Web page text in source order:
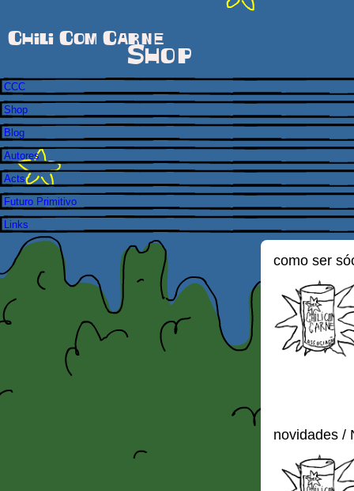
Chili Com Carne
Shop
CCC
Shop
Blog
Autores
Acts
Futuro Primitivo
Links
como ser
novidades /